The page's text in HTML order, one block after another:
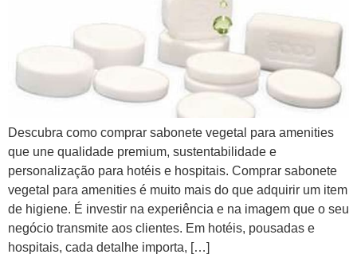
Descubra como comprar sabonete vegetal para amenities
que une qualidade premium, sustentabilidade e
personalização para hotéis e hospitais. Comprar sabonete
vegetal para amenities é muito mais do que adquirir um item
de higiene. É investir na experiência e na imagem que o seu
negócio transmite aos clientes. Em hotéis, pousadas e
hospitais, cada detalhe importa, […]